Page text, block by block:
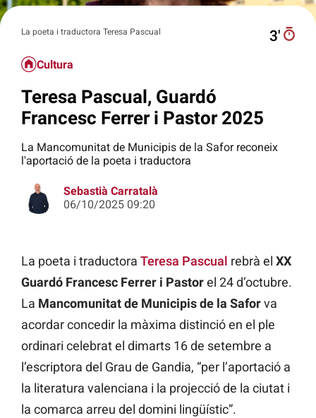
La poeta i traductora Teresa Pascual 3′
Cultura
Teresa Pascual, Guardó
Francesc Ferrer i Pastor 2025
La Mancomunitat de Municipis de la Safor reconeix
l'aportació de la poeta i traductora
Sebastià Carratalà
06/10/2025 09:20
La poeta i traductora Teresa Pascual rebrà el XX
Guardó Francesc Ferrer i Pastorel 24 d’octubre.
La Mancomunitat de Municipis de la Saforva
acordar concedir la màxima distinció en el ple
ordinari celebrat el dimarts 16 de setembre a
l’escriptora del Grau de Gandia, “per l’aportació a
la literatura valenciana i la projecció de la ciutat i
la comarca arreu del domini lingüístic”.